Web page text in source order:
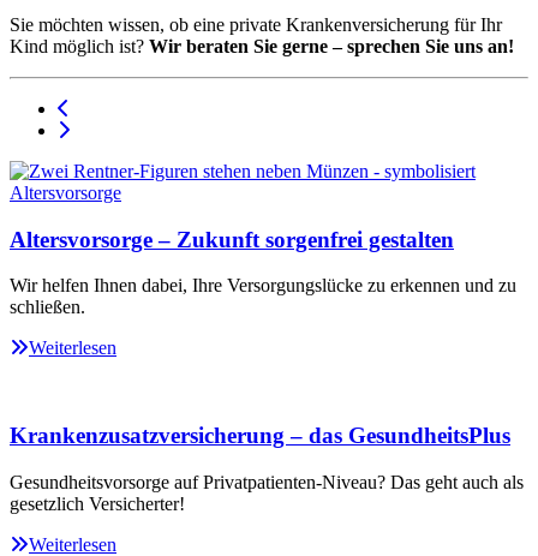
Sie möchten wissen, ob eine private Krankenversicherung für Ihr
Kind möglich ist? Wir beraten Sie gerne – sprechen Sie uns an!
Altersvorsorge – Zukunft sorgenfrei gestalten
Wir helfen Ihnen dabei, Ihre Versorgungslücke zu erkennen und zu
schließen.
Weiterlesen
Krankenzusatzversicherung – das GesundheitsPlus
Gesundheitsvorsorge auf Privatpatienten-Niveau? Das geht auch als
gesetzlich Versicherter!
Weiterlesen